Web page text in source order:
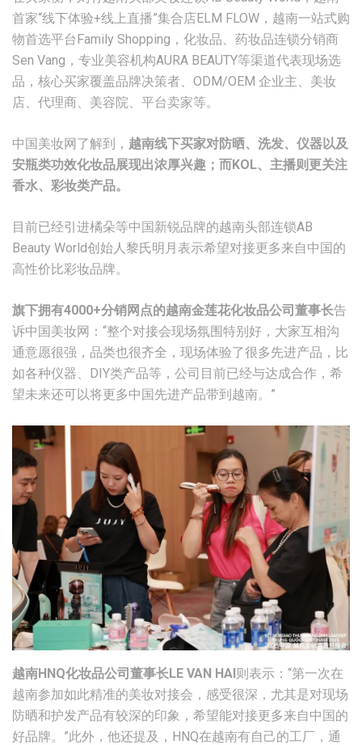
首家“线下体验+线上直播”集合店ELM FLOW，越南一站式购
物首选平台Family Shopping，化妆品、药妆品连锁分销商
Sen Vang，专业美容机构AURA BEAUTY等渠道代表现场选
品，核心买家覆盖品牌决策者、ODM/OEM 企业主、美妆
店、代理商、美容院、平台卖家等。
中国美妆网了解到， 越南线下买家对防晒、洗发、仪器以及
安瓶类功效化妆品展现出浓厚兴趣；而KOL、主播则更关注
香水、彩妆类产品。
目前已经引进橘朵等中国新锐品牌的越南头部连锁AB
Beauty World创始人黎氏明月表示希望对接更多来自中国的
高性价比彩妆品牌。
旗下拥有4000+分销网点的越南金莲花化妆品公司董事长告
诉中国美妆网：“整个对接会现场氛围特别好，大家互相沟
通意愿很强，品类也很齐全，现场体验了很多先进产品，比
如各种仪器、DIY类产品等，公司目前已经与达成合作，希
望未来还可以将更多中国先进产品带到越南。”
越南HNQ化妆品公司董事长LE VAN HAI则表示：“第一次在
越南参加如此精准的美妆对接会，感受很深，尤其是对现场
防晒和护发产品有较深的印象，希望能对接更多来自中国的
好品牌。”此外，他还提及，HNQ在越南有自己的工厂，通